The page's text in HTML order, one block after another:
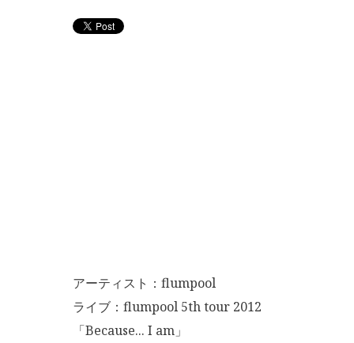
アーティスト：flumpool
ライブ：flumpool 5th tour 2012
「Because... I am」